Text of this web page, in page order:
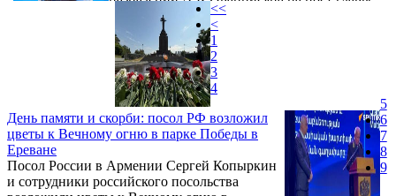
Национального оборонного
исследовательского университета Армении
(8 июля 2026 года).
День памяти и скорби: посол РФ возложил
цветы к Вечному огню в парке Победы в
Ереване
Посол России в Армении Сергей Копыркин
и сотрудники российского посольства
<<
<
1
2
3
4
5
6
7
8
9